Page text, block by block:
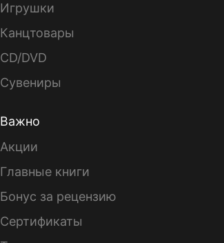
Игрушки
Канцтовары
CD/DVD
Сувениры
Важно
Акции
Главные книги
Бонус за рецензию
Сертификаты